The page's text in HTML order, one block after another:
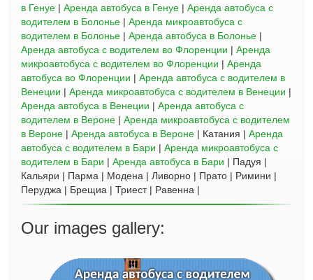
в Генуе | Аренда автобуса в Генуе | Аренда автобуса с
водителем в Болонье | Аренда микроавтобуса с
водителем в Болонье | Аренда автобуса в Болонье |
Аренда автобуса с водителем во Флоренции | Аренда
микроавтобуса с водителем во Флоренции | Аренда
автобуса во Флоренции | Аренда автобуса с водителем в
Венеции | Аренда микроавтобуса с водителем в Венеции |
Аренда автобуса в Венеции | Аренда автобуса с
водителем в Вероне | Аренда микроавтобуса с водителем
в Вероне | Аренда автобуса в Вероне | Катания | Аренда
автобуса с водителем в Бари | Аренда микроавтобуса с
водителем в Бари | Аренда автобуса в Бари | Падуя |
Кальяри | Парма | Модена | Ливорно | Прато | Римини |
Перуджа | Брещиа | Триест | Равенна |
Our images gallery: